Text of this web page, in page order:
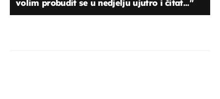
volim probudit se u nedjelju ujutro i čitat..."